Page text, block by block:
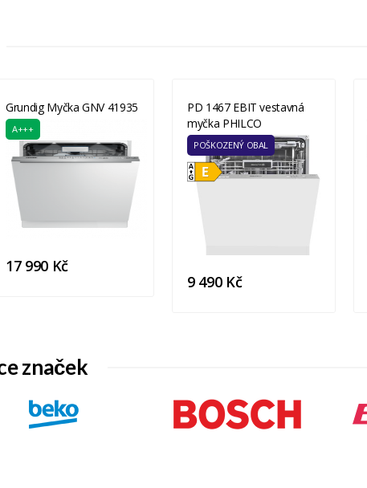
Grundig Myčka GNV 41935
A+++
17 990 Kč
PD 1467 EBIT vestavná
myčka PHILCO
POŠKOZENÝ OBAL
9 490 Kč
značek